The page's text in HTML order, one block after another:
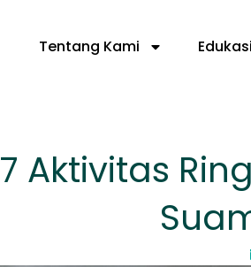
Tentang Kami
7 Aktivitas